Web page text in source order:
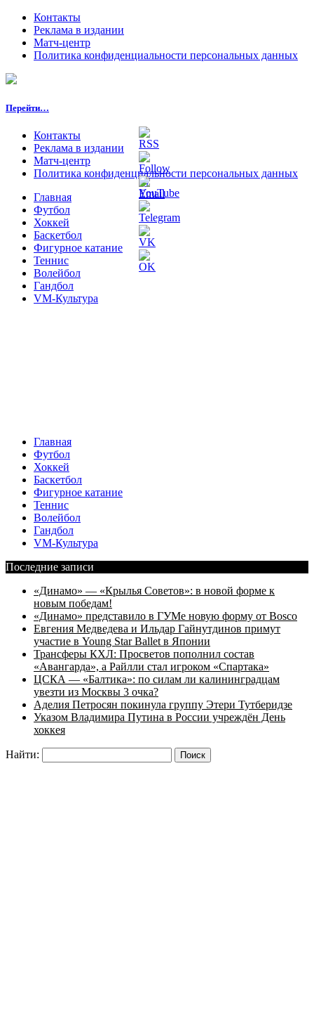
Контакты
Реклама в издании
Матч-центр
Политика конфиденциальности персональных данных
Перейти…
Контакты
Реклама в издании
Матч-центр
Политика конфиденциальности персональных данных
Главная
Футбол
Хоккей
Баскетбол
Фигурное катание
Теннис
Волейбол
Гандбол
VM-Культура
Главная
Футбол
Хоккей
Баскетбол
Фигурное катание
Теннис
Волейбол
Гандбол
VM-Культура
Последние записи
«Динамо» — «Крылья Советов»: в новой форме к
новым победам!
«Динамо» представило в ГУМе новую форму от Bosco
Евгения Медведева и Ильдар Гайнутдинов примут
участие в Young Star Ballet в Японии
Трансферы КХЛ: Просветов пополнил состав
«Авангарда», а Райлли стал игроком «Спартака»
ЦСКА — «Балтика»: по силам ли калининградцам
увезти из Москвы 3 очка?
Аделия Петросян покинула группу Этери Тутберидзе
Указом Владимира Путина в России учреждён День
хоккея
Найти: